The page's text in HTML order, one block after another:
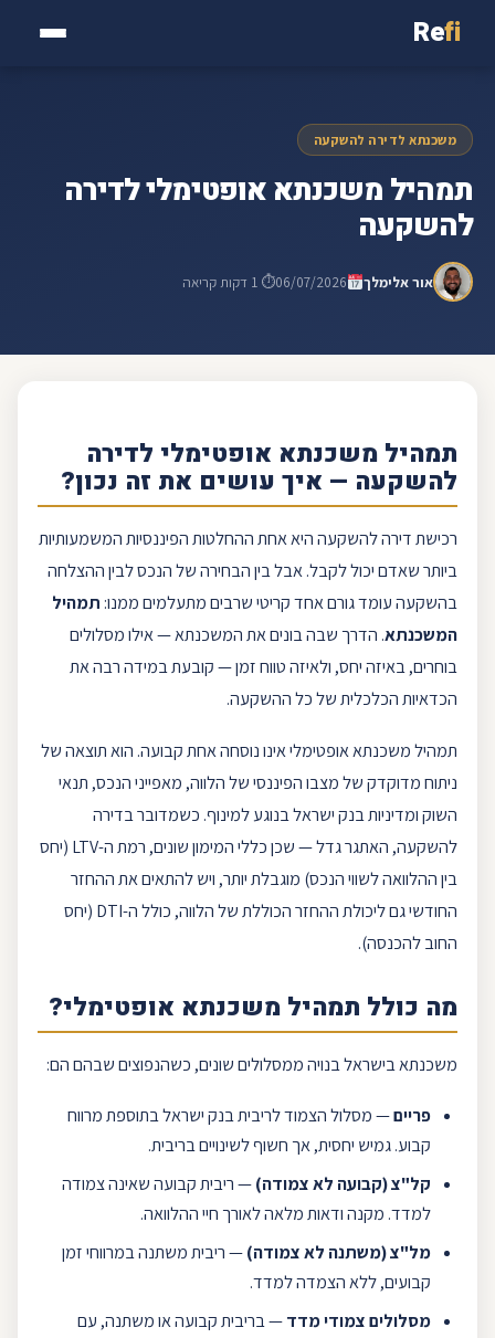
Refi
משכנתא לדירה להשקעה
תמהיל משכנתא אופטימלי לדירה
להשקעה
אור אלימלך 06/07/2026⏱ 1 דקות קריאה
תמהיל משכנתא אופטימלי לדירה
להשקעה — איך עושים את זה נכון?
רכישתדירה להשקעההיא אחת ההחלטות הפיננסיות המשמעותיות
ביותר שאדם יכול לקבל. אבל בין הבחירה של הנכס לבין ההצלחה
בהשקעה עומד גורם אחד קריטי שרבים מתעלמים ממנו: תמהיל
המשכנתא. הדרך שבה בונים את המשכנתא — אילו מסלולים
בוחרים, באיזה יחס, ולאיזה טווח זמן — קובעת במידה רבה את
הכדאיות הכלכלית של כל ההשקעה.
תמהיל משכנתאאופטימלי אינו נוסחה אחת קבועה. הוא תוצאה של
ניתוח מדוקדק של מצבו הפיננסי של הלווה, מאפייני הנכס, תנאי
השוק ומדיניותבנק ישראלבנוגע למינוף. כשמדובר בדירה
להשקעה, האתגר גדל — שכן כללי המימון שונים, רמת ה-LTV (יחס
בין ההלוואה לשווי הנכס) מוגבלת יותר, ויש להתאים את ההחזר
החודשי גם ליכולת ההחזר הכוללת של הלווה, כולל ה-DTI (יחס
החוב להכנסה).
מה כולל תמהיל משכנתא אופטימלי?
משכנתא בישראל בנויה ממסלולים שונים, כשהנפוצים שבהם הם:
פריים— מסלול הצמוד לריביתבנק ישראלבתוספת מרווח
קבוע. גמיש יחסית, אך חשוף לשינויים בריבית.
קל"צ(קבועה לא צמודה)—ריבית קבועהשאינה צמודה
למדד. מקנה ודאות מלאה לאורך חיי ההלוואה.
מל"צ(משתנה לא צמודה)—ריבית משתנהבמרווחי זמן
קבועים, ללא הצמדה למדד.
מסלולים צמודי מדד— בריבית קבועהאו משתנה, עם